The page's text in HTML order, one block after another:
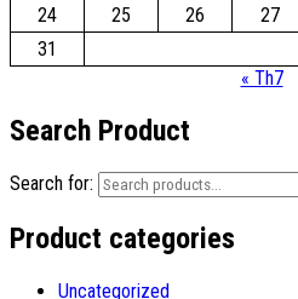
24
25 26 27
31
« Th7
Search Product
Search for:
Product categories
Uncategorized